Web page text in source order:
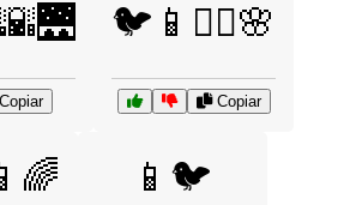
🐦📱🧘‍♀️🌸
Copiar
📱🐦